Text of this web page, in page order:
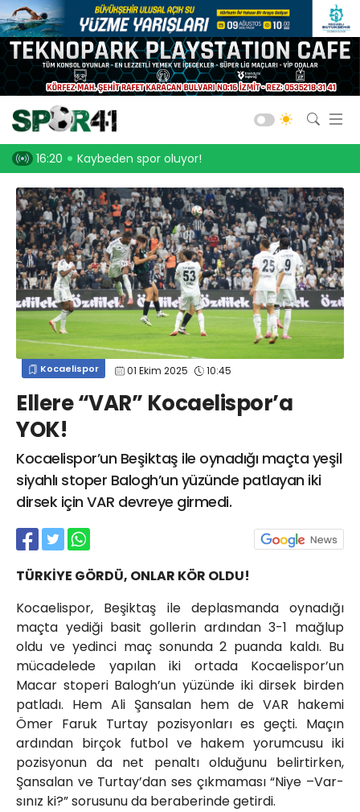
Kaybeden spor oluyor!
Kocaelispor 01 Ekim 2025 10:45
Ellere “VAR” Kocaelispor’a
YOK!
Kocaelispor’un Beşiktaş ile oynadığı maçta yeşil
siyahlı stoper Balogh’un yüzünde patlayan iki
dirsek için VAR devreye girmedi.
TÜRKİYE GÖRDÜ, ONLAR KÖR OLDU!
Kocaelispor, Beşiktaş ile deplasmanda oynadığı
maçta yediği basit gollerin ardından 3-1 mağlup
oldu ve yedinci maç sonunda 2 puanda kaldı. Bu
mücadelede yapılan iki ortada Kocaelispor’un
Macar stoperi Balogh’un yüzünde iki dirsek birden
patladı. Hem Ali Şansalan hem de VAR hakemi
Ömer Faruk Turtay pozisyonları es geçti. Maçın
ardından birçok futbol ve hakem yorumcusu iki
pozisyonun da net penaltı olduğunu belirtirken,
Şansalan ve Turtay’dan ses çıkmaması “Niye –Var-
sınız ki?” sorusunu da beraberinde getirdi.
Kocaelispor
Gölcük
Bld. Derince
Darıca GB.
Salon Sporları
Okul Sporları
Web TV Galeri Yazarlar
info@spor41.com